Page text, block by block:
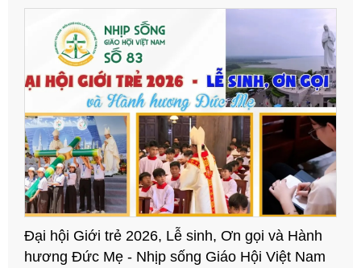
Đại hội Giới trẻ 2026, Lễ sinh, Ơn gọi và Hành
hương Đức Mẹ - Nhịp sống Giáo Hội Việt Nam